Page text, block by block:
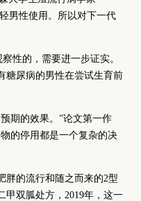
男性使用。所以对下一代
性的，需要进一步证实。
糖尿病的男性在尝试生育前
期的效果。”论文第一作
的停用都是一个复杂的决
胖的流行和随之而来的2型
甲双胍处方，2019年，这一